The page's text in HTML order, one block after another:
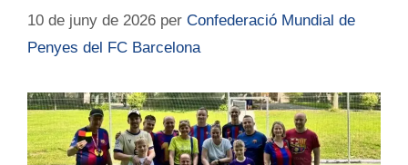
10 de juny de 2026 per Confederació Mundial de
Penyes del FC Barcelona